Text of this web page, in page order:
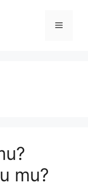
Menü
mu?